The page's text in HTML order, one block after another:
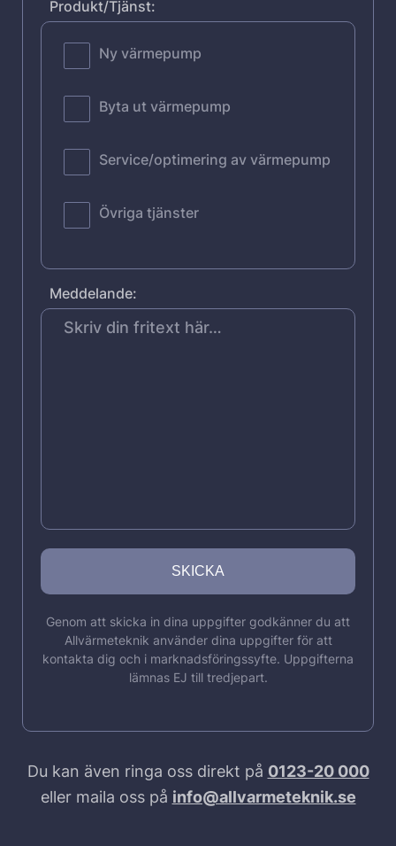
Produkt/Tjänst:
Ny värmepump
Byta ut värmepump
Service/optimering av värmepump
Övriga tjänster
Meddelande:
Genom att skicka in dina uppgifter godkänner du att
Allvärmeteknik använder dina uppgifter för att
kontakta dig och i marknadsföringssyfte. Uppgifterna
lämnas EJ till tredjepart.
Du kan även ringa oss direkt på 0123-20 000
eller maila oss på info@allvarmeteknik.se